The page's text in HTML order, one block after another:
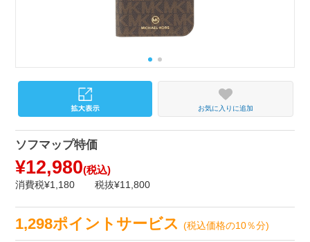
お気に入りに追加
ソフマップ特価
¥12,980(税込)
消費税¥1,180 税抜¥11,800
1,298ポイントサービス(税込価格の10％分)